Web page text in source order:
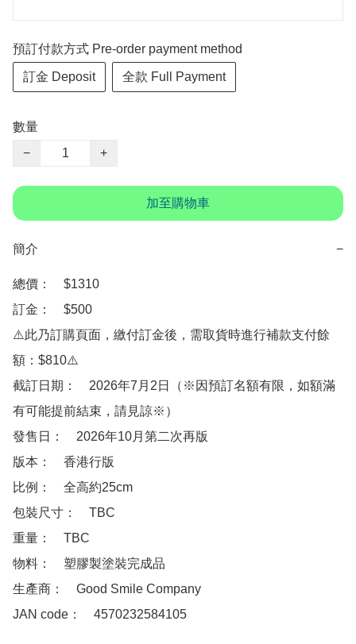
預訂付款方式 Pre-order payment method
訂金 Deposit 全款 Full Payment
數量
−
+
加至購物車
簡介 −
總價：　$1310
訂金：　$500
⚠️此乃訂購頁面，繳付訂金後，需取貨時進行補款支付餘
額：$810⚠️
截訂日期：　2026年7月2日（※因預訂名額有限，如額滿
有可能提前結束，請見諒※）
發售日：　2026年10月第二次再版
版本：　香港行版
比例：　全高約25cm
包裝尺寸：　TBC
重量：　TBC
物料：　塑膠製塗裝完成品
生產商：　Good Smile Company
JAN code：　4570232584105